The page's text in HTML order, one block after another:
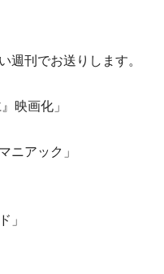
週刊でお送りします。
映画化」
ニアック」
」